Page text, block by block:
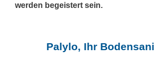
werden begeistert sein.
Palylo, Ihr